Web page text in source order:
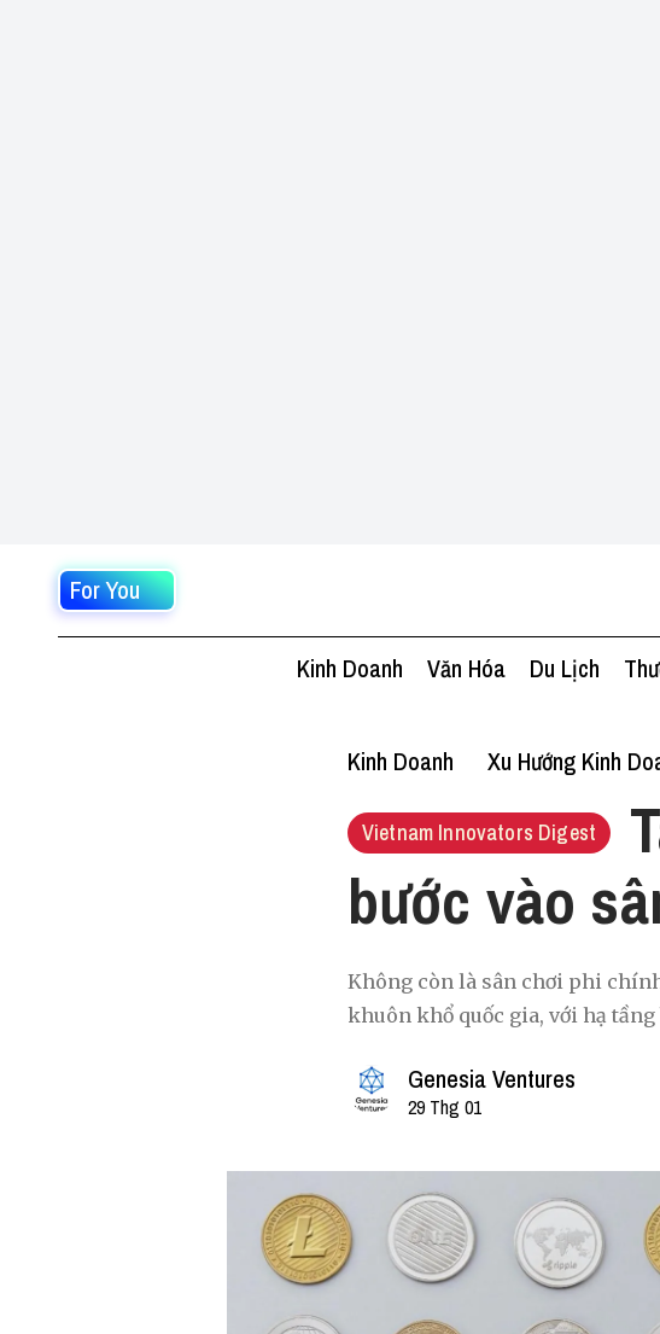
For You
Kinh Doanh Văn Hóa Du Lịch
Kinh Doanh Xu Hướng Kinh
Vietnam Innovators Digest
bước vào
Không còn là sân chơi phi
khuôn khổ quốc gia, với hạ
Genesia Ventures
29 Thg 01